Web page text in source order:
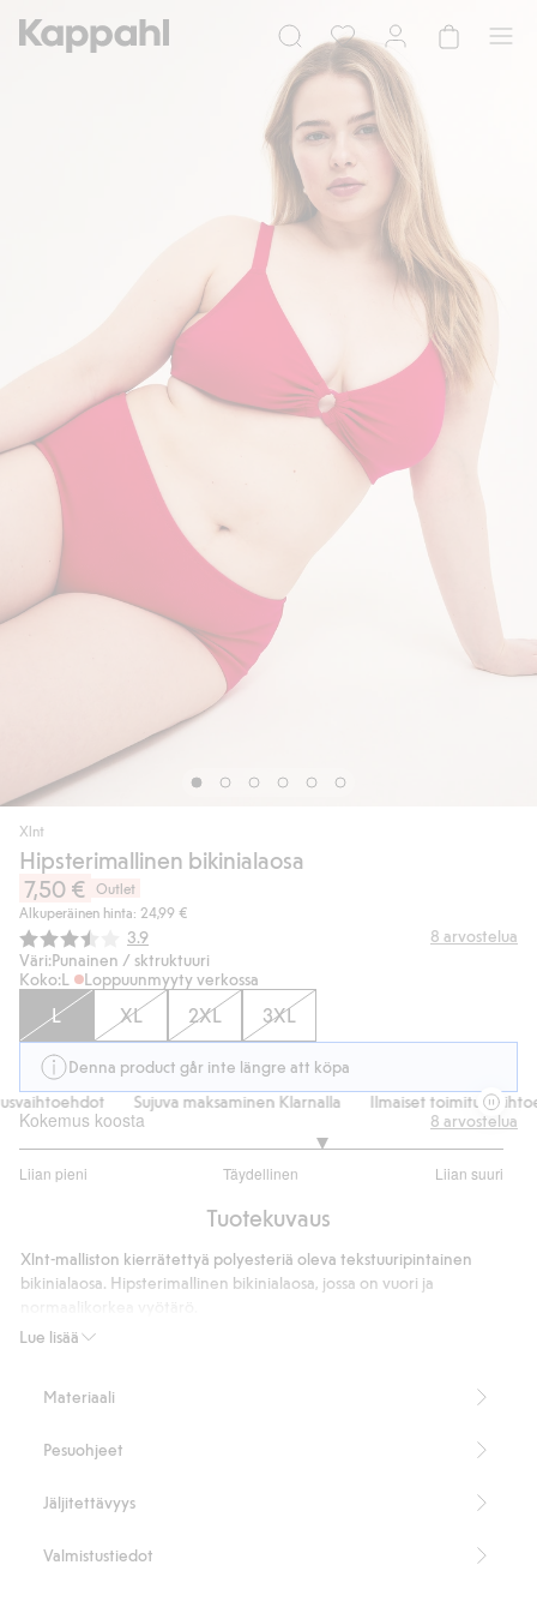
Xlnt
Hipsterimallinen bikinialaosa
7,50 €
Outlet
Alkuperäinen hinta: 24,99 €
Keskimääräinen luokitus:
3.9 8 arvostelua
Väri:Punainen / sktruktuuri
Koko:L Loppuunmyyty verkossa
L XL 2XL 3XL
Denna product går inte längre att köpa
Sujuva maksaminen Klarnalla Ilmaiset
Kokemus koosta
Liian pieni Täydellinen Liian suuri
/
ääneen
8 arvostelua
Tuotekuvaus
Lue lisää
Xlnt-malliston kierrätettyä polyesteriä oleva tekstuuripintainen
bikinialaosa. Hipsterimallinen bikinialaosa, jossa on vuori ja
Hipsterimalli
Tuotenumero
Materiaali
Pesuohjeet
Jäljitettävyys
Valmistustiedot